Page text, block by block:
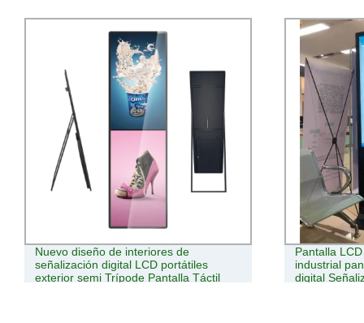
Pantalla LCD Android HD independiente
industrial pantalla LED de publicidad
digital Señalización
55pulgadas
libre con
cámara,